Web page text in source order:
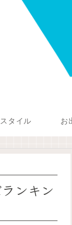
タイル お
ンキン